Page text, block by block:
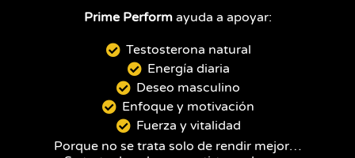
Prime Performayuda a apoyar:
Testosterona natural
Energía diaria
Deseo masculino
Enfoque y motivación
Fuerza y vitalidad
Porque no se trata solo de rendir mejor…